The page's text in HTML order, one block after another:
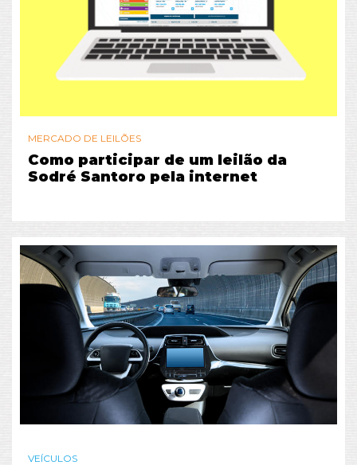
MERCADO DE LEILÕES
Como participar de um leilão da
Sodré Santoro pela internet
VEÍCULOS